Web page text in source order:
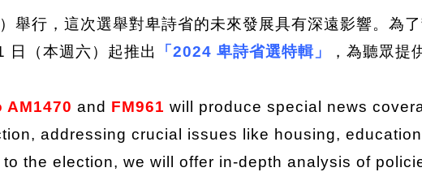
舉行，這次選舉對卑詩省的未來發展具有深遠影響。為
日（本週六）起推出 「2024 卑詩省選特輯」 ，為聽眾提
AM1470 and FM961 will produce special news
addressing crucial issues like housing,
the election, we will offer in-depth analysis of